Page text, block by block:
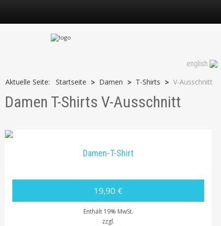
english
Aktuelle Seite:
Startseite > Damen > T-Shirts > V-Ausschnitt
Damen T-Shirts V-Ausschnitt
Damen-T-Shirt
19,90 €
Enthält 19% MwSt.
zzgl.